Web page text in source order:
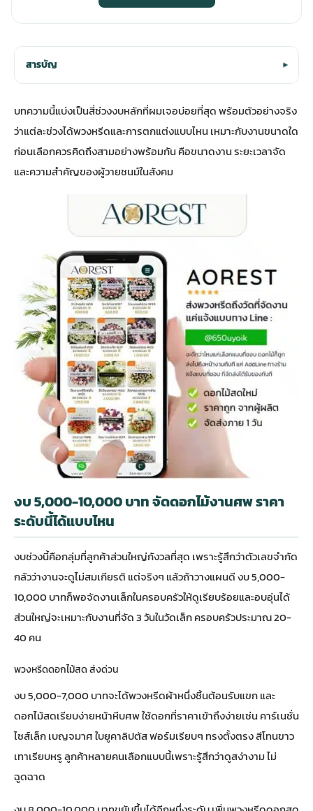
สารบัญ ▾
บทความนี้แบ่งเป็นสี่ช่วงงบหลักที่ผมเจอบ่อยที่สุด พร้อมตัวอย่างจริง
ว่าแต่ละช่วงได้พวงหรีดและการตกแต่งแบบไหน เหมาะกับงานขนาดใด
ก่อนเลือกควรคิดถึงสามอย่างพร้อมกัน คือขนาดงาน ระยะเวลาจัด
และความสำคัญของผู้วายชนม์ในสังคม
งบ 5,000-10,000 บาท จัดดอกไม้งานศพ ราคา
ระดับนี้ได้แบบไหน
งบช่วงนี้คือกลุ่มที่ลูกค้าส่วนใหญ่กังวลที่สุด เพราะรู้สึกว่าตัวเลขจำกัด
กลัวว่างานจะดูไม่สมเกียรติ แต่จริงๆ แล้วถ้าวางแผนดี งบ 5,000-
10,000 บาทก็พอจัดงานเล็กในครอบครัวให้ดูเรียบร้อยและอบอุ่นได้
ส่วนใหญ่จะเหมาะกับงานที่จัด 3 วันในวัดเล็ก ครอบครัวประมาณ 20-
40 คน
พวงหรีดดอกไม้สด ส่งด่วน
งบ 5,000-7,000 บาทจะได้พวงหรีดผ้าหนึ่งชิ้นต้อนรับแขก และ
ดอกไม้สดเรียบง่ายหน้าหีบศพ ใช้ดอกที่ราคาเข้าถึงง่ายเช่น คาร์เนชั่น
ไซส์เล็ก เบญจมาศ ใบยูคาลิปตัส ฟอร์มเรียบๆ ทรงตั้งตรง สีโทนขาว
เทาเรียบหรู ลูกค้าหลายคนเลือกแบบนี้เพราะรู้สึกว่าดูสง่างาม ไม่
ฉูดฉาด